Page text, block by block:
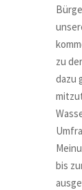
zu
dazu
bis